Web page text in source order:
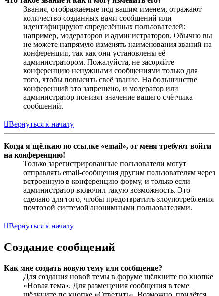
Звания, отображаемые под вашим именем, отражают
количество созданных вами сообщений или
идентифицируют определённых пользователей:
например, модераторов и администраторов. Обычно вы
не можете напрямую изменять наименования званий на
конференции, так как они установлены её
администратором. Пожалуйста, не засоряйте
конференцию ненужными сообщениями только для
того, чтобы повысить своё звание. На большинстве
конференций это запрещено, и модератор или
администратор понизят значение вашего счётчика
сообщений.
Вернуться к началу
Когда я щёлкаю по ссылке «email», от меня требуют войти
на конференцию!
Только зарегистрированные пользователи могут
отправлять email-сообщения другим пользователям через
встроенную в конференцию форму, и только если
администратор включил такую возможность. Это
сделано для того, чтобы предотвратить злоупотребления
почтовой системой анонимными пользователями.
Вернуться к началу
Создание сообщений
Как мне создать новую тему или сообщение?
Для создания новой темы в форуме щёлкните по кнопке
«Новая тема». Для размещения сообщения в теме
щёлкните по кнопке «Ответить». Возможно, придётся